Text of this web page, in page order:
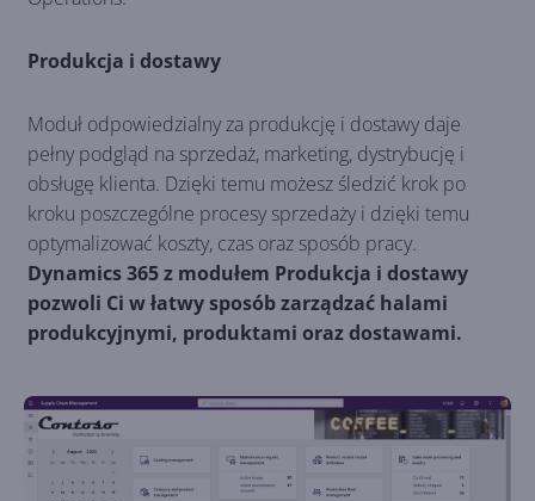
Produkcja i dostawy
Moduł odpowiedzialny za produkcję i dostawy daje
pełny podgląd na sprzedaż, marketing, dystrybucję i
obsługę klienta. Dzięki temu możesz śledzić krok po
kroku poszczególne procesy sprzedaży i dzięki temu
optymalizować koszty, czas oraz sposób pracy.
Dynamics 365 z modułem Produkcja i dostawy
pozwoli Ci w łatwy sposób zarządzać halami
produkcyjnymi, produktami oraz dostawami.